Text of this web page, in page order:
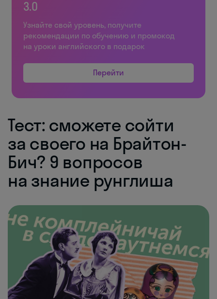
3.0
Узнайте свой уровень, получите
рекомендации по обучению и промокод
на уроки английского в подарок
Перейти
Тест: сможете сойти
за своего на Брайтон-
Бич? 9 вопросов
на знание рунглиша